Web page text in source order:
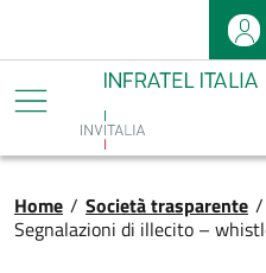
Salta al contenuto
Infratel
Briciole di pane
Home / Società trasparente /
Segnalazioni di illecito –